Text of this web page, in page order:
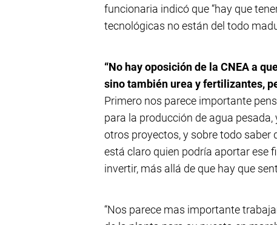
funcionaria indicó que “hay que
tecnológicas no están del todo
“No hay oposición de la CNEA a
sino también urea y fertilizantes,
Primero nos parece importante
para la producción de agua
otros proyectos, y sobre todo saber
está claro quien podría aportar ese
invertir, más allá de que hay que
“Nos parece mas importante